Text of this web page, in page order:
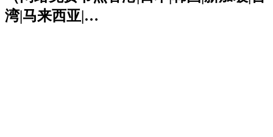
湾|马来西亚|…